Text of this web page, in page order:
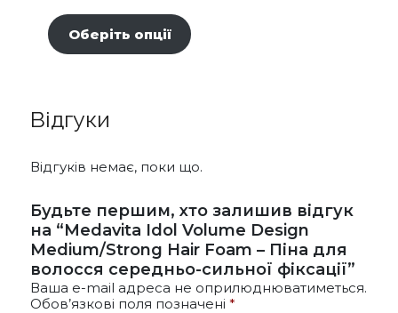
Діапазон
цін:
від
до
1065,00 ₴
Оберіть опції
на
товару
Відгуки
Відгуків немає, поки що.
Будьте першим, хто залишив відгук
на “Medavita Idol Volume Design
Medium/Strong Hair Foam – Піна для
волосся середньо-сильної фіксації”
Ваша e-mail адреса не оприлюднюватиметься.
Обов’язкові поля позначені *